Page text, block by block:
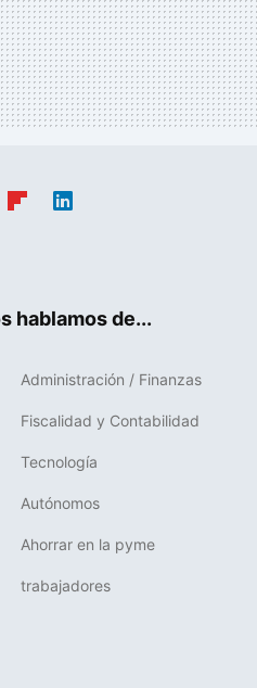
hablamos de...
Administración / Finanzas
Fiscalidad y Contabilidad
Tecnología
Autónomos
Ahorrar en la pyme
trabajadores